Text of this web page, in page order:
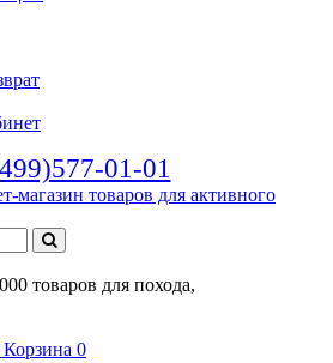
01-01
товаров для похода,
Корзина 0